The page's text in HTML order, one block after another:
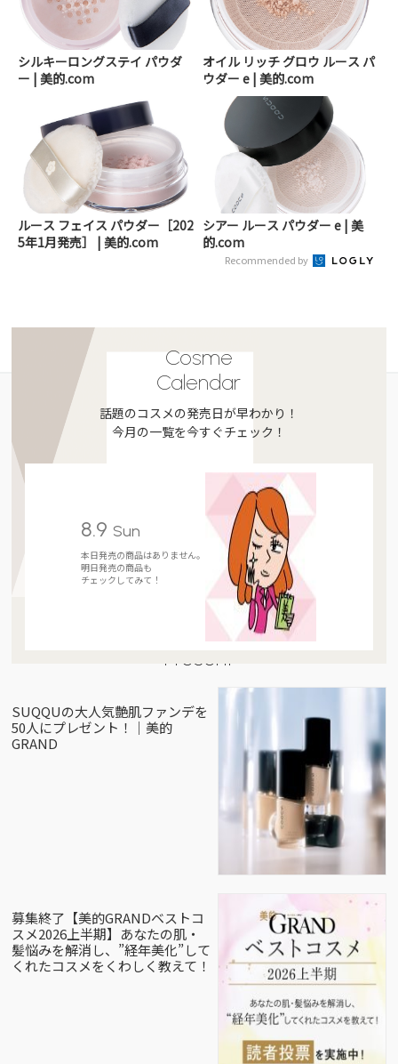
シルキーロングステイ パウダ
ー | 美的.com
オイル リッチ グロウ ルース パ
ウダー e | 美的.com
ルース フェイス パウダー［202
5年1月発売］ | 美的.com
シアー ルース パウダー e | 美
的.com
Recommended by
Cosme
Calendar
話題のコスメの発売日が早わかり！
今月の一覧を今すぐチェック！
8.9 Sun
本日発売の商品はありません。
明日発売の商品も
チェックしてみて！
Present
SUQQUの大人気艶肌ファンデを
50人にプレゼント！｜美的
GRAND
募集終了【美的GRANDベストコ
スメ2026上半期】あなたの肌・
髪悩みを解消し、”経年美化”して
くれたコスメをくわしく教えて！